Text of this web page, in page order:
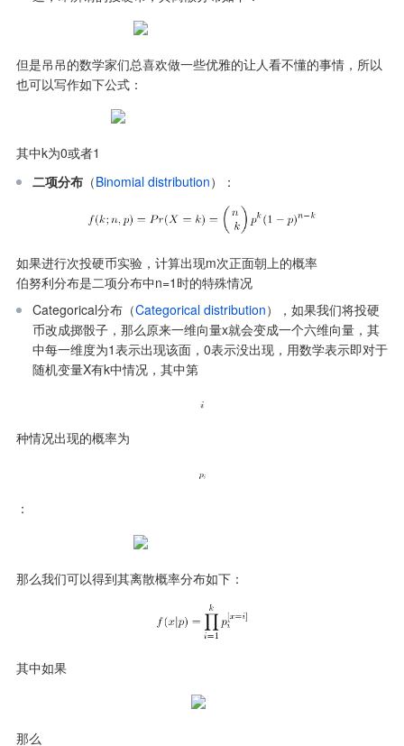
但是吊吊的数学家们总喜欢做一些优雅的让人看不懂的事情，所以
也可以写作如下公式：
其中k为0或者1
二项分布 （Binomial distribution）：
如果进行次投硬币实验，计算出现m次正面朝上的概率
伯努利分布是二项分布中n=1时的特殊情况
Categorical分布（Categorical distribution），如果我们将投硬
币改成掷骰子，那么原来一维向量x就会变成一个六维向量，其
中每一维度为1表示出现该面，0表示没出现，用数学表示即对于
随机变量X有k中情况，其中第
种情况出现的概率为
：
那么我们可以得到其离散概率分布如下：
其中如果
那么